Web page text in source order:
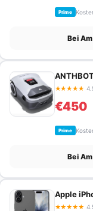
Prime
Bei
★★★★★
€450
Prime
Bei
Apple
★★★★★